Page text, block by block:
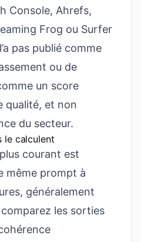
Console, Ahrefs,
Frog ou Surfer
pas publié comme
ou de
un score
qualité, et non
du secteur.
le calculent
courant est
même prompt à
généralement
les sorties